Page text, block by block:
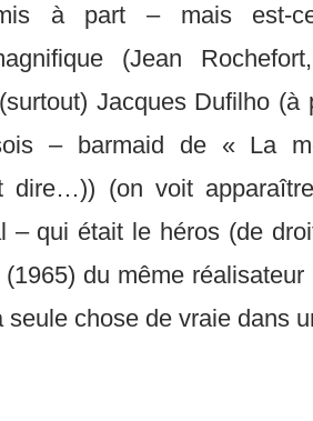
à part – mais est-
(Jean
Jacques Dufilho (à
– barmaid de « La
dire…)) (on voit
– qui était le héros (de
(1965) du même
chose de vraie dans